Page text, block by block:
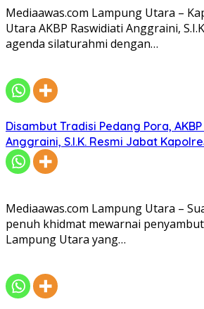
Mediaawas.com Lampung Utara –
Utara AKBP Raswidiati Anggraini,
agenda silaturahmi dengan…
Disambut Tradisi Pedang Pora,
Anggraini, S.I.K. Resmi Jabat
Mediaawas.com Lampung Utara –
penuh khidmat mewarnai
Lampung Utara yang…